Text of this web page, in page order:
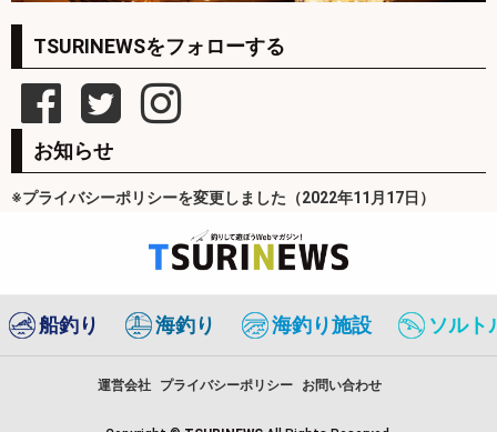
TSURINEWSをフォローする
お知らせ
※プライバシーポリシーを変更しました（2022年11月17日）
船釣り 海釣り 海釣り施設 ソルト
運営会社 プライバシーポリシー お問い合わせ